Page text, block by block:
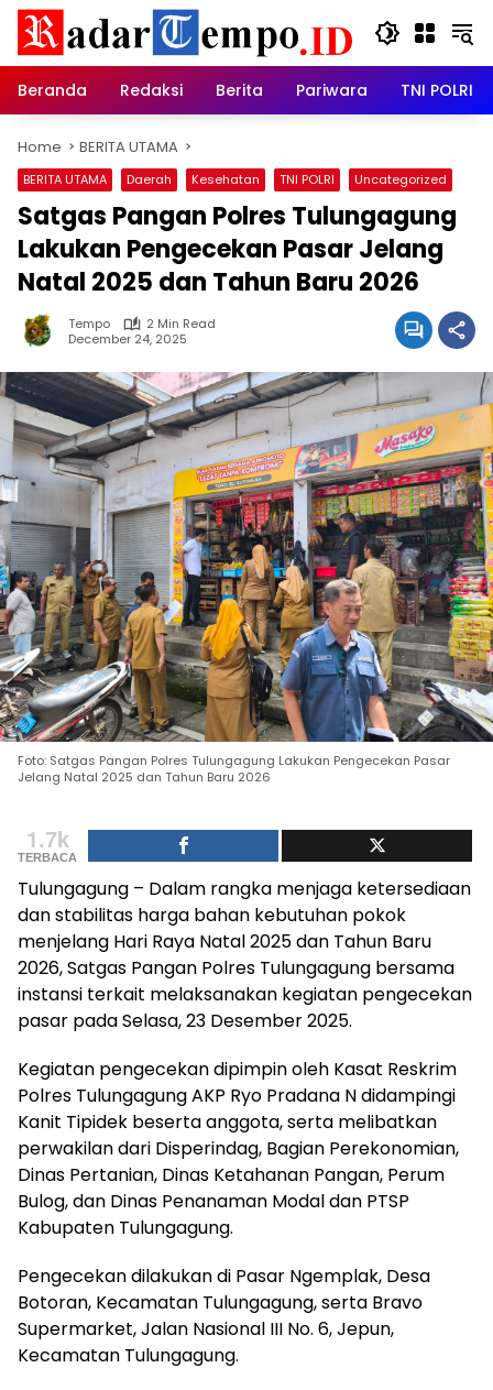
Skip
content
Beranda
Redaksi Berita Pariwara TNI POLRI
Home BERITA UTAMA
BERITA UTAMA Daerah Kesehatan TNI POLRI Uncategorized
Satgas Pangan Polres Tulungagung
Lakukan Pengecekan Pasar Jelang
Natal 2025 dan Tahun Baru 2026
Tempo
2 Min Read
December 24, 2025
Foto: Satgas Pangan Polres Tulungagung Lakukan Pengecekan Pasar
Jelang Natal 2025 dan Tahun Baru 2026
1.7k
TERBACA
Tulungagung – Dalam rangka menjaga ketersediaan
dan stabilitas harga bahan kebutuhan pokok
menjelang Hari Raya Natal 2025 dan Tahun Baru
2026, Satgas Pangan Polres Tulungagung bersama
instansi terkait melaksanakan kegiatan pengecekan
pasar pada Selasa, 23 Desember 2025.
Kegiatan pengecekan dipimpin oleh Kasat Reskrim
Polres Tulungagung AKP Ryo Pradana N didampingi
Kanit Tipidek beserta anggota, serta melibatkan
perwakilan dari Disperindag, Bagian Perekonomian,
Dinas Pertanian, Dinas Ketahanan Pangan, Perum
Bulog, dan Dinas Penanaman Modal dan PTSP
Kabupaten Tulungagung.
Pengecekan dilakukan di Pasar Ngemplak, Desa
Botoran, Kecamatan Tulungagung, serta Bravo
Supermarket, Jalan Nasional III No. 6, Jepun,
Kecamatan Tulungagung.